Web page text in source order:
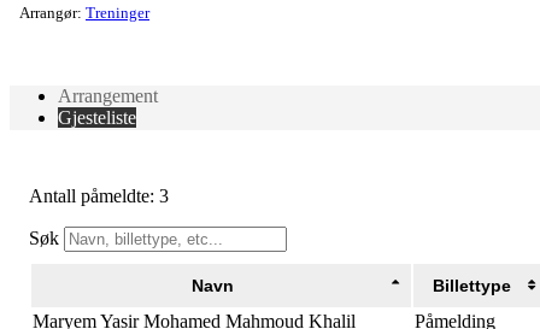
Arrangør: Treninger
Arrangement
Gjesteliste
Antall påmeldte: 3
Søk
Navn Billettype
Maryem Yasir Mohamed Mahmoud Khalil Påmelding